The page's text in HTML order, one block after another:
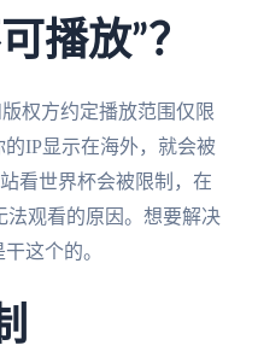
播放”？
权方约定播放范围仅限
IP显示在海外，就会被
看世界杯会被限制，在
法观看的原因。想要解决
这个的。